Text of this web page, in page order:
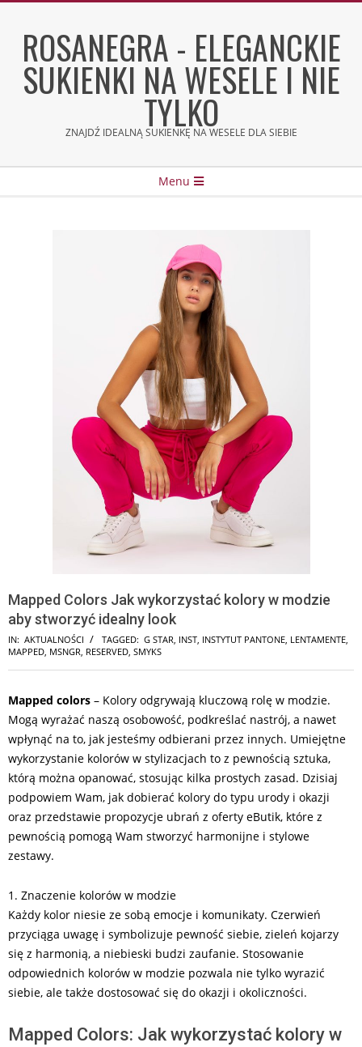
contentROSANEGRA - ELEGANCKIE
SUKIENKI NA WESELE I NIE
TYLKO
ZNAJDŹ IDEALNĄ SUKIENKĘ NA WESELE DLA SIEBIE
Menu
Mapped Colors Jak wykorzystać kolory w modzie
aby stworzyć idealny look
IN: AKTUALNOŚCI TAGGED: G STAR, INST, INSTYTUT PANTONE, LENTAMENTE,
MAPPED, MSNGR, RESERVED, SMYKS
Mapped colors – Kolory odgrywają kluczową rolę w modzie.
Mogą wyrażać naszą osobowość, podkreślać nastrój, a nawet
wpłynąć na to, jak jesteśmy odbierani przez innych. Umiejętne
wykorzystanie kolorów w stylizacjach to z pewnością sztuka,
którą można opanować, stosując kilka prostych zasad. Dzisiaj
podpowiem Wam, jak dobierać kolory do typu urody i okazji
oraz przedstawie propozycje ubrań z oferty eButik, które z
pewnością pomogą Wam stworzyć harmonijne i stylowe
zestawy.
1. Znaczenie kolorów w modzie
Każdy kolor niesie ze sobą emocje i komunikaty. Czerwień
przyciąga uwagę i symbolizuje pewność siebie, zieleń kojarzy
się z harmonią, a niebieski budzi zaufanie. Stosowanie
odpowiednich kolorów w modzie pozwala nie tylko wyrazić
siebie, ale także dostosować się do okazji i okoliczności.
Mapped Colors: Jak wykorzystać kolory w